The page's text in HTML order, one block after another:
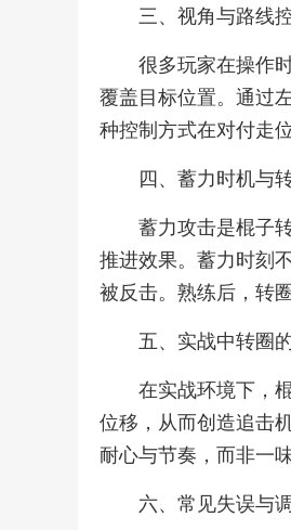
三、视角与路线
很多玩家在操作
覆盖目标位置。通过
种控制方式在对付走
四、蓄力时机与
蓄力攻击是棍子
推进效果。蓄力时刻
被反击。熟练后，转
五、实战中转圈
在实战环境下，
位移，从而创造追击
耐心与节奏，而非一
六、常见失误与